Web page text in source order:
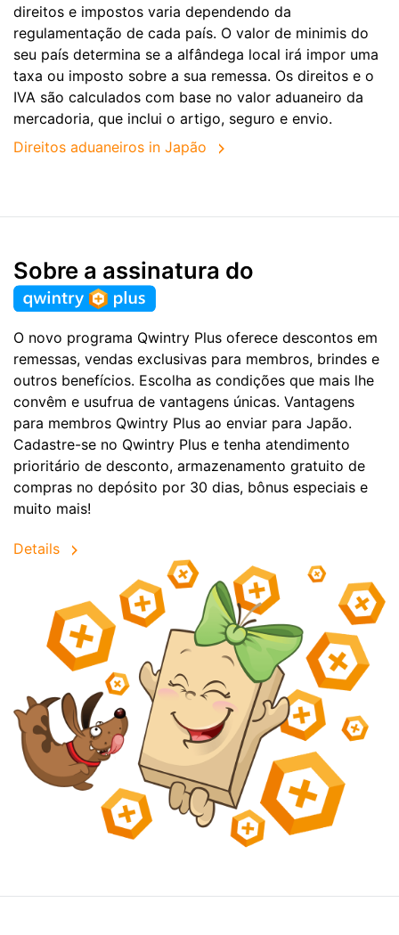
direitos e impostos varia dependendo da
regulamentação de cada país. O valor de minimis do
seu país determina se a alfândega local irá impor uma
taxa ou imposto sobre a sua remessa. Os direitos e o
IVA são calculados com base no valor aduaneiro da
mercadoria, que inclui o artigo, seguro e envio.
Direitos aduaneiros in Japão
Sobre a assinatura do
O novo programa Qwintry Plus oferece descontos em
remessas, vendas exclusivas para membros, brindes e
outros benefícios. Escolha as condições que mais lhe
convêm e usufrua de vantagens únicas. Vantagens
para membros Qwintry Plus ao enviar para Japão.
Cadastre-se no Qwintry Plus e tenha atendimento
prioritário de desconto, armazenamento gratuito de
compras no depósito por 30 dias, bônus especiais e
muito mais!
Details